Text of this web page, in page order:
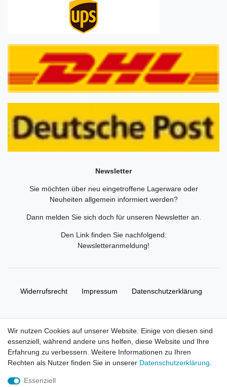
Newsletter
Sie möchten über neu eingetroffene Lagerware oder
Neuheiten allgemein informiert werden?
Dann melden Sie sich doch für unseren Newsletter an.
Den Link finden Sie nachfolgend:
Newsletteranmeldung!
Widerrufs­recht Impressum Daten­schutz­erklärung
© Copyright 2026 | Alle Rechte vorbehalten. HL-
Handelsgesellschaft mbH.
Alle Markennamen, Warenzeichen sowie sämtliche Produktbilder
Wir nutzen Cookies auf unserer Website. Einige von diesen sind
essenziell, während andere uns helfen, diese Website und Ihre
Erfahrung zu verbessern. Weitere Informationen zu Ihren
Rechten als Nutzer finden Sie in unserer Daten­schutz­erklärung
Essenziell